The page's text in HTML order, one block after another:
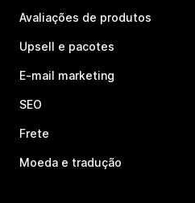
Avaliações de produtos
Upsell e pacotes
E-mail marketing
SEO
Frete
Moeda e tradução